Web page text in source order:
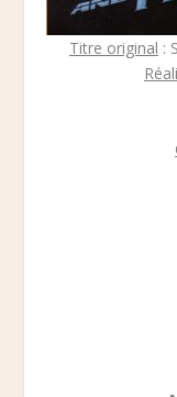
Titre original :